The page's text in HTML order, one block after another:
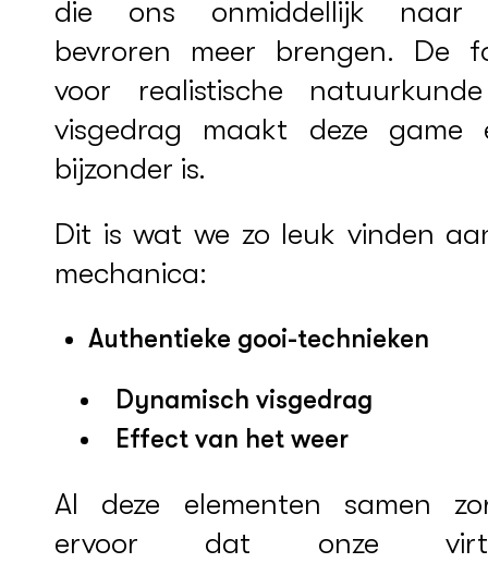
die ons onmiddellijk naar
bevroren meer brengen. De
voor realistische
visgedrag maakt deze game
bijzonder is.
Dit is wat we zo leuk vinden
mechanica:
Authentieke gooi-technieken
Dynamisch visgedrag
Effect van het weer
Al deze elementen samen
ervoor dat onze